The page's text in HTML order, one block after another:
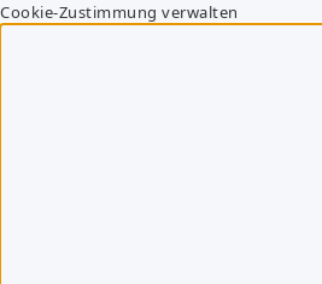
Cookie-Zustimmung verwalten